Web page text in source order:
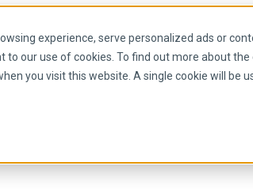
experience, serve personalized ads or
to our use of cookies. To find out more about the
you visit this website. A single cookie will be